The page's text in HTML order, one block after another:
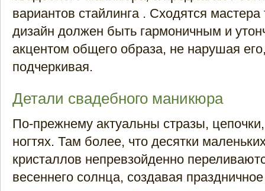
вариантов стайлинга . Сходятся
дизайн должен быть гармоничным и
акцентом общего образа, не нарушая
подчеркивая.
Детали свадебного маникюра
По-прежнему актуальны стразы,
ногтях. Там более, что десятки
кристаллов непревзойденно
весеннего солнца, создавая